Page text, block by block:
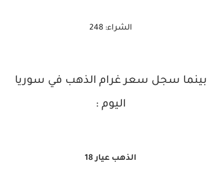
الشراء: 248
بينما سجل سعر غرام الذهب في سوريا
اليوم :
الذهب عيار 18